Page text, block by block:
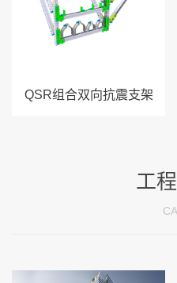
QSR组合双向抗震支架
工